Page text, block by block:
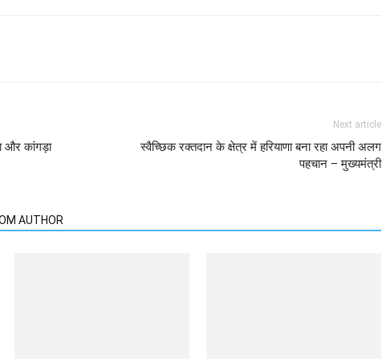
और कांगड़ा
Next article
स्वैच्छिक रक्तदान के क्षेत्र में हरियाणा बना रहा अपनी अलग
पहचान – मुख्यमंत्री
AUTHOR